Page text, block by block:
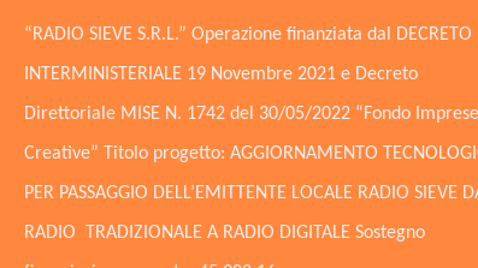
“RADIO SIEVE S.R.L.” Operazione finanziata dal DECRETO
INTERMINISTERIALE 19 Novembre 2021 e Decreto
Direttoriale MISE N. 1742 del 30/05/2022 “Fondo Imprese
Creative” Titolo progetto: AGGIORNAMENTO
PER PASSAGGIO DELL’EMITTENTE LOCALE RADIO SIEVE
RADIO TRADIZIONALE A RADIO DIGITALE Sostegno